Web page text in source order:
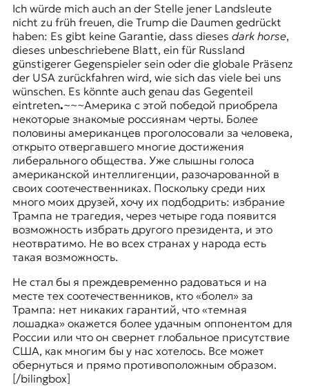
Ich würde mich auch an der Stelle jener Landsleute
nicht zu früh freuen, die Trump die Daumen gedrückt
haben: Es gibt keine Garantie, dass dieses dark horse,
dieses unbeschriebene Blatt, ein für Russland
günstigerer Gegenspieler sein oder die globale Präsenz
der USA zurückfahren wird, wie sich das viele bei uns
wünschen. Es könnte auch genau das Gegenteil
eintreten.~~~Америка с этой победой приобрела
некоторые знакомые россиянам черты. Более
половины американцев проголосовали за человека,
открыто отвергавшего многие достижения
либерального общества. Уже слышны голоса
американской интеллигенции, разочарованной в
своих соотечественниках. Поскольку среди них
много моих друзей, хочу их подбодрить: избрание
Трампа не трагедия, через четыре года появится
возможность избрать другого президента, и это
неотвратимо. Не во всех странах у народа есть
такая возможность.
Не стал бы я преждевременно радоваться и на
месте тех соотечественников, кто «болел» за
Трампа: нет никаких гарантий, что «темная
лошадка» окажется более удачным оппонентом для
России или что он свернет глобальное присутствие
США, как многим бы у нас хотелось. Все может
обернуться и прямо противоположным образом.
[/bilingbox]